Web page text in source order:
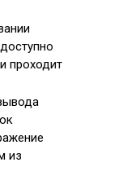
проходит
из